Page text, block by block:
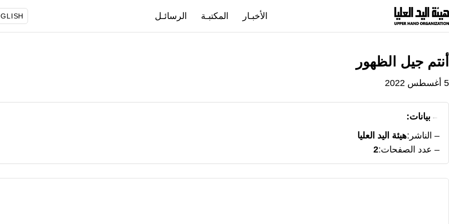
انتقل
إلى
المحتوى
الأخبـار المكتبـة الرسائـل
أنتم جيل الظهور
5 أغسطس 2022
بيانات:
الناشر هيئة اليد العليا
عدد الصفحات 2